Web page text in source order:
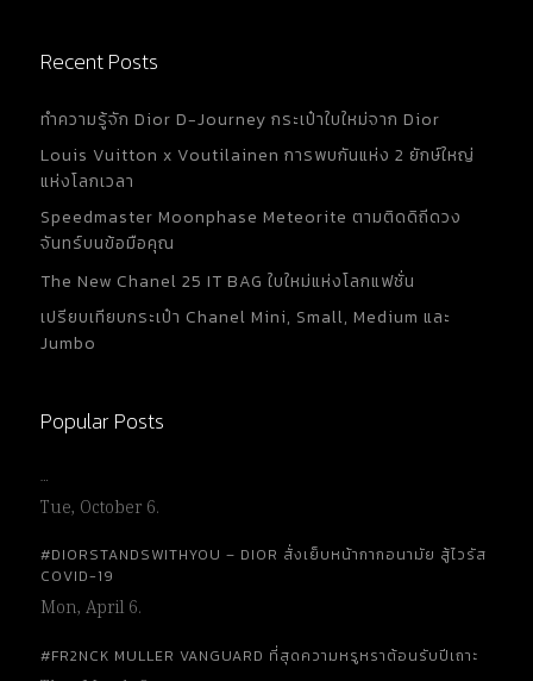
Recent Posts
ทำความรู้จัก Dior D-Journey กระเป๋าใบใหม่จาก Dior
Louis Vuitton x Voutilainen การพบกันแห่ง 2 ยักษ์ใหญ่
แห่งโลกเวลา
Speedmaster Moonphase Meteorite ตามติดดิถีดวง
จันทร์บนข้อมือคุณ
The New Chanel 25 IT BAG ใบใหม่แห่งโลกแฟชั่น
เปรียบเทียบกระเป๋า Chanel Mini, Small, Medium และ
Jumbo
Popular Posts
…
Tue, October 6.
#DIORSTANDSWITHYOU – DIOR สั่งเย็บหน้ากากอนามัย สู้ไวรัส
COVID-19
Mon, April 6.
#FR2NCK MULLER VANGUARD ที่สุดความหรูหราต้อนรับปีเถาะ